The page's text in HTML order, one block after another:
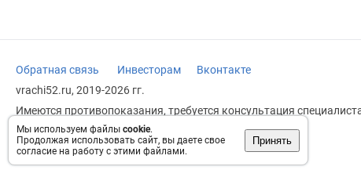
Мы используем файлы cookie.
Продолжая использовать сайт, вы даете свое
согласие на работу с этими файлами.
Принять
Обратная связь Инвесторам
Вконтакте
vrachi52.ru, 2019-2026 гг.
Имеются противопоказания, требуется консультация
заменяет прием врача.
Возрастное ограничение: 18+